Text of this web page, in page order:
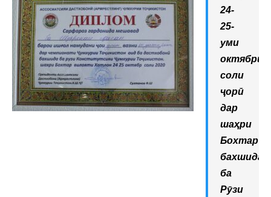
24-
25-
уми
октябри
соли
ҷорӣ
дар
шаҳри
Бохтар
бахшида
ба
Рӯзи